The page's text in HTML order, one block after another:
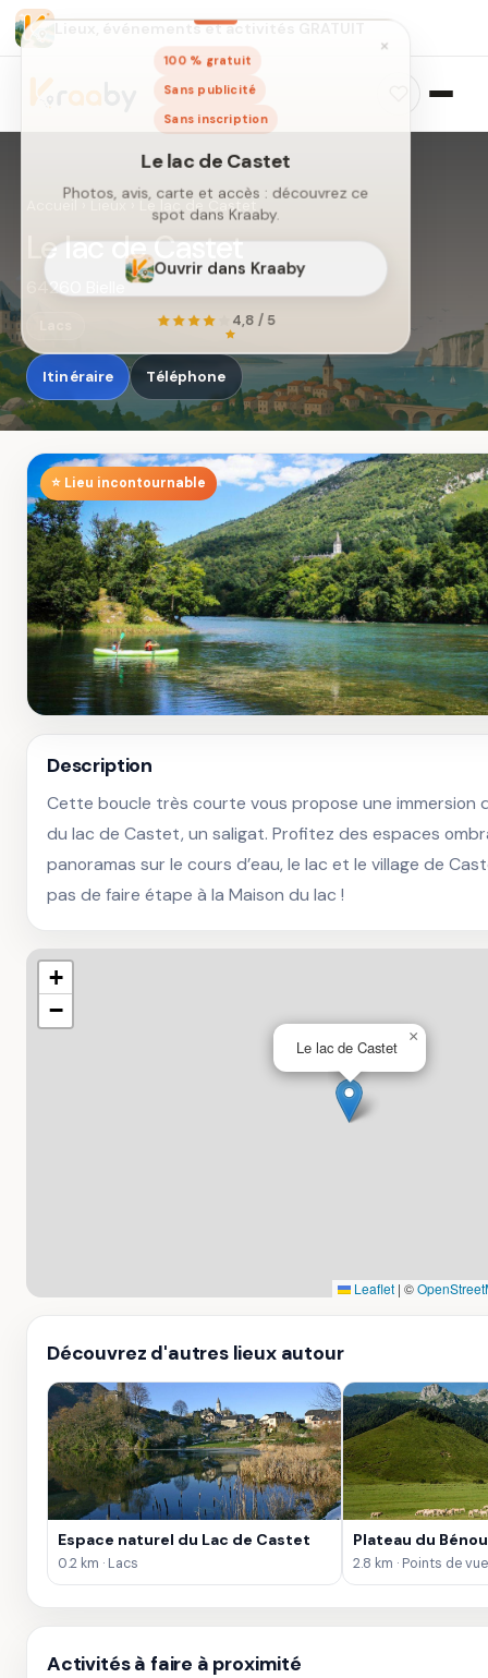
Lieux, événements et activités GRATUIT
×
100 % gratuit
Sans publicité
Sans inscription
Le lac de Castet
Photos, avis, carte et accès : découvrez ce
Ouvrir dans Kraaby
4,8 / 5
Accueil› Lieux›Le lac de Castet
Le lac de Castet
64260 Bielle
Itinéraire Téléphone
⭐ Lieu incontournable
Description
Cette boucle très courte vous propose une immersion
du lac de Castet, un saligat. Profitez des espaces
panoramas sur le cours d’eau, le lac et le village de
pas de faire étape à la Maison du lac !
Le lac de Castet
×
+
−
Leaflet | ©
Découvrez d'autres lieux autour
Espace naturel du Lac de Castet
0.2 km · Lacs
Plateau du Bénou
2.8 km · Points de vue
Activités à faire à proximité